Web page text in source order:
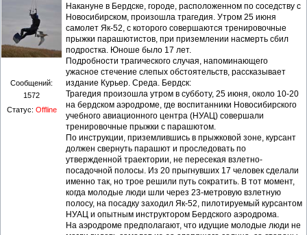
Сообщений:
1572
Статус: Offline
Накануне в Бердске, городе, расположенном по соседству с
Новосибирском, произошла трагедия. Утром 25 июня
самолет Як-52, с которого совершаются тренировочные
прыжки парашютистов, при приземлении насмерть сбил
подростка. Юноше было 17 лет.
Подробности трагического случая, напоминающего
ужасное стечение слепых обстоятельств, рассказывает
издание Курьер. Среда. Бердск:
Трагедия произошла утром в субботу, 25 июня, около 10-20
на бердском аэродроме, где воспитанники Новосибирского
учебного авиационного центра (НУАЦ) совершали
тренировочные прыжки с парашютом.
По инструкции, приземлившись в прыжковой зоне, курсант
должен свернуть парашют и проследовать по
утвержденной траектории, не пересекая взлетно-
посадочной полосы. Из 20 прыгнувших 17 человек сделали
именно так, но трое решили путь сократить. В тот момент,
когда молодые люди шли через 23-метровую взлетную
полосу, на посадку заходил Як-52, пилотируемый курсантом
НУАЦ и опытным инструктором Бердского аэродрома.
На аэродроме предполагают, что идущие молодые люди не